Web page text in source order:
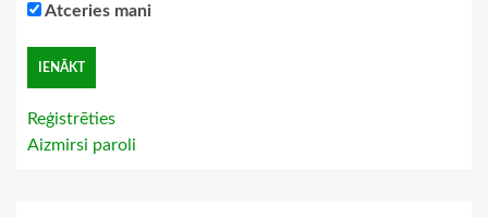
Atceries mani
Reģistrēties
Aizmirsi paroli